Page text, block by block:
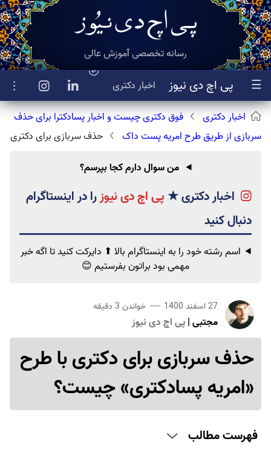
☰ پی اچ دی نیوز اخبار دکتری
رسانه تخصصی آموزش عالی
اخبار دکتری
فوق دکتری چیست و اخبار پسادکترا برای حذف
سربازی از طریق طرح امریه پست داک
حذف سربازی برای دکتری
من سوال دارم کجا بپرسم؟
اخبار دکتری★پی اچ دی نیوز
اسم رشته خود را به اینستاگرام بالا ⬆ دایرکت کنید تا اگه خبر
مهمیبود براتون بفرستیم 😊
27 اسفند 1400 خواندن 3دقیقه
مجتبی|پی اچ دی نیوز
حذف سربازی برای دکتری با طرح
«امریه پسادکتری» چیست؟
فهرست مطالب